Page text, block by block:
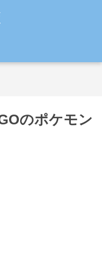
のポケモン